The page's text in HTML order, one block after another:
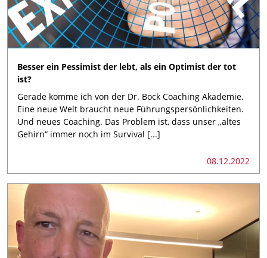
Besser ein Pessimist der lebt, als ein Optimist der tot
ist?
Gerade komme ich von der Dr. Bock Coaching Akademie.
Eine neue Welt braucht neue Führungspersönlichkeiten.
Und neues Coaching. Das Problem ist, dass unser „altes
Gehirn“ immer noch im Survival [...]
08.12.2022